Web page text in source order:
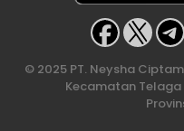
© 2025 PT. Neysha
Kecamatan